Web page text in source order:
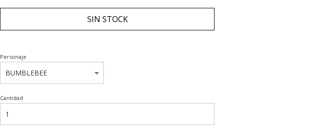
SIN STOCK
Personaje
Cantidad